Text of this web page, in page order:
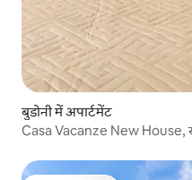
बुडोनी में अपार्टमेंट
Casa Vacanze New House,